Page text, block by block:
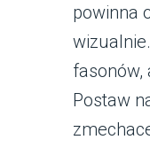
powinna
fasonów,
Postaw